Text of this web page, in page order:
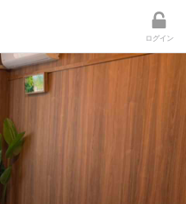
ログイン